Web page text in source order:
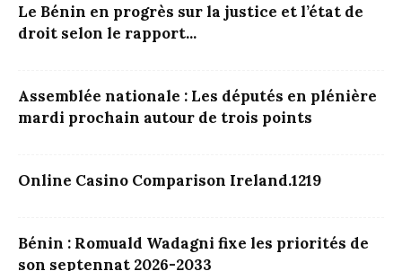
Le Bénin en progrès sur la justice et l’état de
droit selon le rapport...
Assemblée nationale : Les députés en plénière
mardi prochain autour de trois points
Online Casino Comparison Ireland.1219
Bénin : Romuald Wadagni fixe les priorités de
son septennat 2026-2033